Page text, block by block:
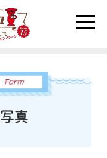
toggle